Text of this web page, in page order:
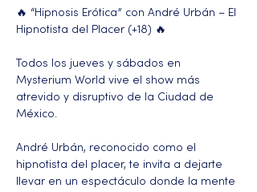
🔥 “Hipnosis Erótica” con André Urbán – El
Hipnotista del Placer (+18) 🔥
Todos los jueves y sábados en
Mysterium World vive el show más
atrevido y disruptivo de la Ciudad de
México.
André Urbán, reconocido como el
hipnotista del placer, te invita a dejarte
llevar en un espectáculo donde la mente